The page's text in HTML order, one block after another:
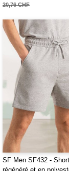
20,76 CHF
SF Men SF432 -